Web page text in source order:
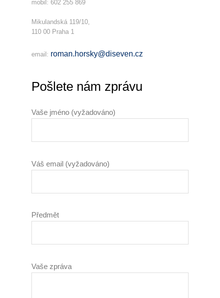
mobil: 602 255 869
Mikulandská 119/10,
110 00 Praha 1
email: roman.horsky@diseven.cz
Pošlete nám zprávu
Vaše jméno (vyžadováno)
Váš email (vyžadováno)
Předmět
Vaše zpráva